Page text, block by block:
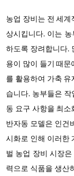
농업 장비는 전 세
상시킵니다. 이는
하도록 장려합니다.
용이 많이 들기 때문
를 활용하여 가축
습니다. 농부들은
동 요구 사항을 최소
반자동 모델은 인건
시화로 인해 이러한
벌 농업 장비 시장
력으로 식품을 생산